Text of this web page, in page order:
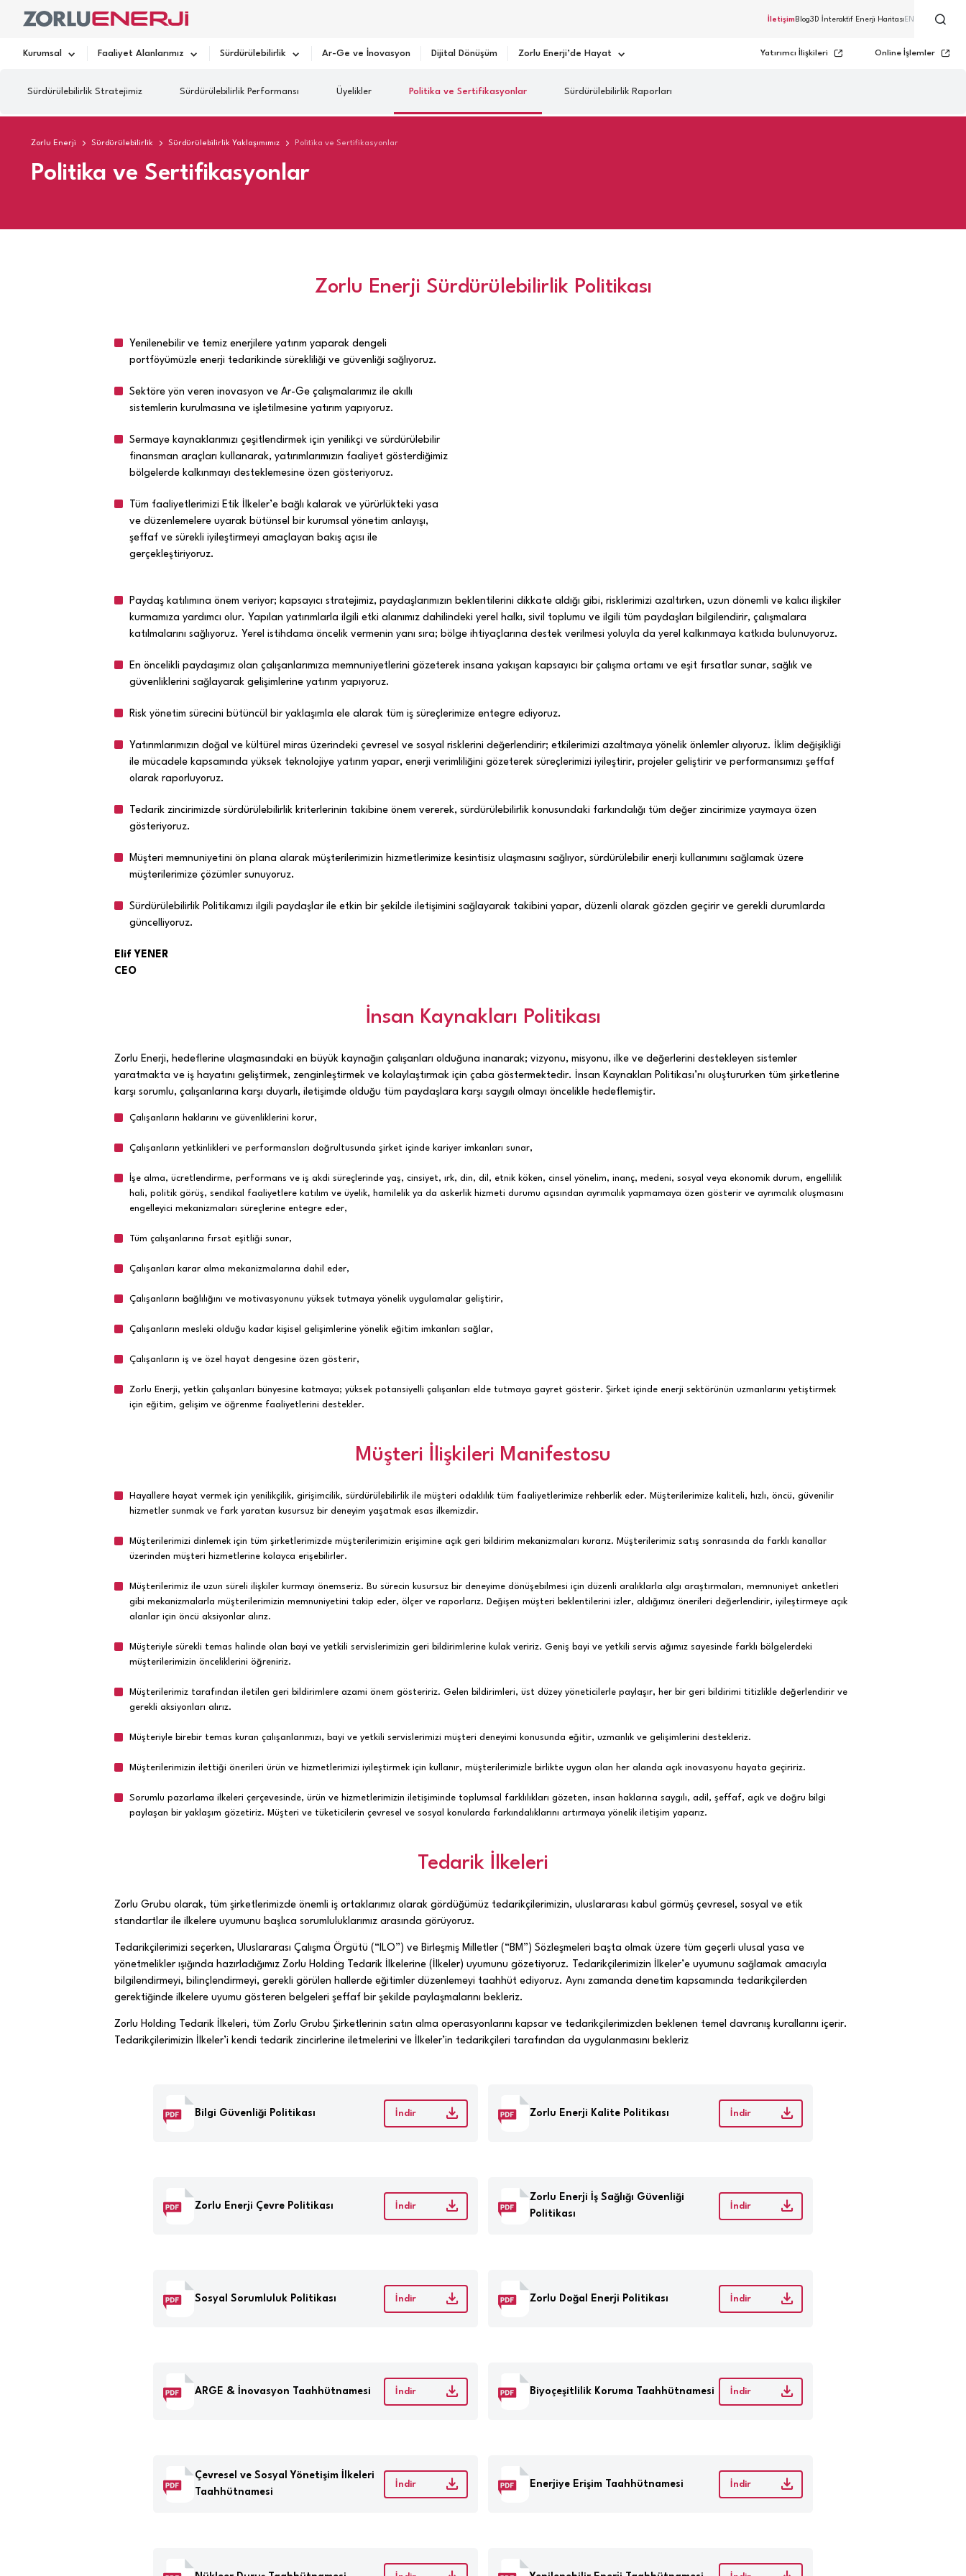
İletişim Blog3D İnteraktif Enerji Haritası EN
Kurumsal Faaliyet Alanlarımız Sürdürülebilirlik Ar-Ge ve İnovasyon Dijital Dönüşüm Zorlu Enerji’de Hayat Yatırımcı İlişkileri Online İşlemler
Sürdürülebilirlik Stratejimiz Sürdürülebilirlik Performansı Üyelikler Politika ve Sertifikasyonlar Sürdürülebilirlik Raporları
Zorlu Enerji Sürdürülebilirlik Sürdürülebilirlik Yaklaşımımız Politika ve Sertifikasyonlar
Politika ve Sertifikasyonlar
Zorlu Enerji Sürdürülebilirlik Politikası
Yenilenebilir ve temiz enerjilere yatırım yaparak dengeli
portföyümüzle enerji tedarikinde sürekliliği ve güvenliği sağlıyoruz.
Sektöre yön veren inovasyon ve Ar-Ge çalışmalarımız ile akıllı
sistemlerin kurulmasına ve işletilmesine yatırım yapıyoruz.
Sermaye kaynaklarımızı çeşitlendirmek için yenilikçi ve sürdürülebilir
finansman araçları kullanarak, yatırımlarımızın faaliyet gösterdiğimiz
bölgelerde kalkınmayı desteklemesine özen gösteriyoruz.
Tüm faaliyetlerimizi Etik İlkeler’e bağlı kalarak ve yürürlükteki yasa
ve düzenlemelere uyarak bütünsel bir kurumsal yönetim anlayışı,
şeffaf ve sürekli iyileştirmeyi amaçlayan bakış açısı ile
gerçekleştiriyoruz.
Paydaş katılımına önem veriyor; kapsayıcı stratejimiz, paydaşlarımızın beklentilerini dikkate aldığı gibi, risklerimizi azaltırken, uzun dönemli ve kalıcı ilişkiler
kurmamıza yardımcı olur. Yapılan yatırımlarla ilgili etki alanımız dahilindeki yerel halkı, sivil toplumu ve ilgili tüm paydaşları bilgilendirir, çalışmalara
katılmalarını sağlıyoruz. Yerel istihdama öncelik vermenin yanı sıra; bölge ihtiyaçlarına destek verilmesi yoluyla da yerel kalkınmaya katkıda bulunuyoruz.
En öncelikli paydaşımız olan çalışanlarımıza memnuniyetlerini gözeterek insana yakışan kapsayıcı bir çalışma ortamı ve eşit fırsatlar sunar, sağlık ve
güvenliklerini sağlayarak gelişimlerine yatırım yapıyoruz.
Risk yönetim sürecini bütüncül bir yaklaşımla ele alarak tüm iş süreçlerimize entegre ediyoruz.
Yatırımlarımızın doğal ve kültürel miras üzerindeki çevresel ve sosyal risklerini değerlendirir; etkilerimizi azaltmaya yönelik önlemler alıyoruz. İklim değişikliği
ile mücadele kapsamında yüksek teknolojiye yatırım yapar, enerji verimliliğini gözeterek süreçlerimizi iyileştirir, projeler geliştirir ve performansımızı şeffaf
olarak raporluyoruz.
Tedarik zincirimizde sürdürülebilirlik kriterlerinin takibine önem vererek, sürdürülebilirlik konusundaki farkındalığı tüm değer zincirimize yaymaya özen
gösteriyoruz.
Müşteri memnuniyetini ön plana alarak müşterilerimizin hizmetlerimize kesintisiz ulaşmasını sağlıyor, sürdürülebilir enerji kullanımını sağlamak üzere
müşterilerimize çözümler sunuyoruz.
Sürdürülebilirlik Politikamızı ilgili paydaşlar ile etkin bir şekilde iletişimini sağlayarak takibini yapar, düzenli olarak gözden geçirir ve gerekli durumlarda
güncelliyoruz.
Elif YENER
CEO
İnsan Kaynakları Politikası
Zorlu Enerji, hedeflerine ulaşmasındaki en büyük kaynağın çalışanları olduğuna inanarak; vizyonu, misyonu, ilke ve değerlerini destekleyen sistemler
yaratmakta ve iş hayatını geliştirmek, zenginleştirmek ve kolaylaştırmak için çaba göstermektedir. İnsan Kaynakları Politikası’nı oluştururken tüm şirketlerine
karşı sorumlu, çalışanlarına karşı duyarlı, iletişimde olduğu tüm paydaşlara karşı saygılı olmayı öncelikle hedeflemiştir.
Çalışanların haklarını ve güvenliklerini korur,
Çalışanların yetkinlikleri ve performansları doğrultusunda şirket içinde kariyer imkanları sunar,
İşe alma, ücretlendirme, performans ve iş akdi süreçlerinde yaş, cinsiyet, ırk, din, dil, etnik köken, cinsel yönelim, inanç, medeni, sosyal veya ekonomik durum, engellilik
hali, politik görüş, sendikal faaliyetlere katılım ve üyelik, hamilelik ya da askerlik hizmeti durumu açısından ayrımcılık yapmamaya özen gösterir ve ayrımcılık oluşmasını
engelleyici mekanizmaları süreçlerine entegre eder,
Tüm çalışanlarına fırsat eşitliği sunar,
Çalışanları karar alma mekanizmalarına dahil eder,
Çalışanların bağlılığını ve motivasyonunu yüksek tutmaya yönelik uygulamalar geliştirir,
Çalışanların mesleki olduğu kadar kişisel gelişimlerine yönelik eğitim imkanları sağlar,
Çalışanların iş ve özel hayat dengesine özen gösterir,
Zorlu Enerji, yetkin çalışanları bünyesine katmaya; yüksek potansiyelli çalışanları elde tutmaya gayret gösterir. Şirket içinde enerji sektörünün uzmanlarını yetiştirmek
için eğitim, gelişim ve öğrenme faaliyetlerini destekler.
Müşteri İlişkileri Manifestosu
Hayallere hayat vermek için yenilikçilik, girişimcilik, sürdürülebilirlik ile müşteri odaklılık tüm faaliyetlerimize rehberlik eder. Müşterilerimize kaliteli, hızlı, öncü, güvenilir
hizmetler sunmak ve fark yaratan kusursuz bir deneyim yaşatmak esas ilkemizdir.
Müşterilerimizi dinlemek için tüm şirketlerimizde müşterilerimizin erişimine açık geri bildirim mekanizmaları kurarız. Müşterilerimiz satış sonrasında da farklı kanallar
üzerinden müşteri hizmetlerine kolayca erişebilirler.
Müşterilerimiz ile uzun süreli ilişkiler kurmayı önemseriz. Bu sürecin kusursuz bir deneyime dönüşebilmesi için düzenli aralıklarla algı araştırmaları, memnuniyet anketleri
gibi mekanizmalarla müşterilerimizin memnuniyetini takip eder, ölçer ve raporlarız. Değişen müşteri beklentilerini izler, aldığımız önerileri değerlendirir, iyileştirmeye açık
alanlar için öncü aksiyonlar alırız.
Müşteriyle sürekli temas halinde olan bayi ve yetkili servislerimizin geri bildirimlerine kulak veririz. Geniş bayi ve yetkili servis ağımız sayesinde farklı bölgelerdeki
müşterilerimizin önceliklerini öğreniriz.
Müşterilerimiz tarafından iletilen geri bildirimlere azami önem gösteririz. Gelen bildirimleri, üst düzey yöneticilerle paylaşır, her bir geri bildirimi titizlikle değerlendirir ve
gerekli aksiyonları alırız.
Müşteriyle birebir temas kuran çalışanlarımızı, bayi ve yetkili servislerimizi müşteri deneyimi konusunda eğitir, uzmanlık ve gelişimlerini destekleriz.
Müşterilerimizin ilettiği önerileri ürün ve hizmetlerimizi iyileştirmek için kullanır, müşterilerimizle birlikte uygun olan her alanda açık inovasyonu hayata geçiririz.
Sorumlu pazarlama ilkeleri çerçevesinde, ürün ve hizmetlerimizin iletişiminde toplumsal farklılıkları gözeten, insan haklarına saygılı, adil, şeffaf, açık ve doğru bilgi
paylaşan bir yaklaşım gözetiriz. Müşteri ve tüketicilerin çevresel ve sosyal konularda farkındalıklarını artırmaya yönelik iletişim yaparız.
Tedarik İlkeleri
Zorlu Grubu olarak, tüm şirketlerimizde önemli iş ortaklarımız olarak gördüğümüz tedarikçilerimizin, uluslararası kabul görmüş çevresel, sosyal ve etik
standartlar ile ilkelere uyumunu başlıca sorumluluklarımız arasında görüyoruz.
Tedarikçilerimizi seçerken, Uluslararası Çalışma Örgütü (“ILO”) ve Birleşmiş Milletler (“BM”) Sözleşmeleri başta olmak üzere tüm geçerli ulusal yasa ve
yönetmelikler ışığında hazırladığımız Zorlu Holding Tedarik İlkelerine (İlkeler) uyumunu gözetiyoruz. Tedarikçilerimizin İlkeler’e uyumunu sağlamak amacıyla
bilgilendirmeyi, bilinçlendirmeyi, gerekli görülen hallerde eğitimler düzenlemeyi taahhüt ediyoruz. Aynı zamanda denetim kapsamında tedarikçilerden
gerektiğinde ilkelere uyumu gösteren belgeleri şeffaf bir şekilde paylaşmalarını bekleriz.
Zorlu Holding Tedarik İlkeleri, tüm Zorlu Grubu Şirketlerinin satın alma operasyonlarını kapsar ve tedarikçilerimizden beklenen temel davranış kurallarını içerir.
Tedarikçilerimizin İlkeler’i kendi tedarik zincirlerine iletmelerini ve İlkeler’in tedarikçileri tarafından da uygulanmasını bekleriz
Bilgi Güvenliği Politikası İndir Zorlu Enerji Kalite Politikası İndir
Zorlu Enerji Çevre Politikası İndir
Zorlu Enerji İş Sağlığı Güvenliği
Politikası
İndir
Sosyal Sorumluluk Politikası İndir Zorlu Doğal Enerji Politikası İndir
ARGE & İnovasyon Taahhütnamesi İndir Biyoçeşitlilik Koruma Taahhütnamesi İndir
Çevresel ve Sosyal Yönetişim İlkeleri
Taahhütnamesi
İndir Enerjiye Erişim Taahhütnamesi İndir